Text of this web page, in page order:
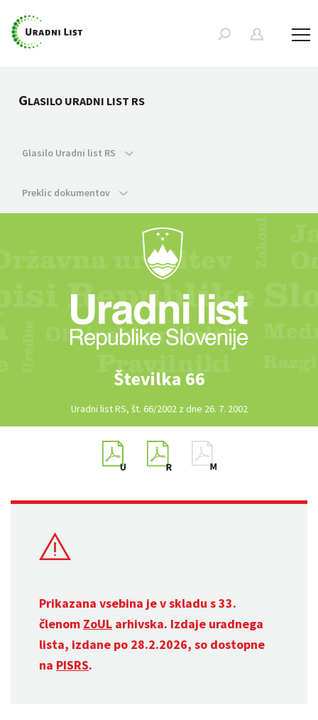
GLASILO URADNI LIST RS
Glasilo Uradni list RS
Preklic dokumentov
Številka 66
Uradni list RS, št. 66/2002 z dne 26. 7. 2002
Prikazana vsebina je v skladu s 33.
členom ZoUL arhivska. Izdaje uradnega
lista, izdane po 28.2.2026, so dostopne
na PISRS.